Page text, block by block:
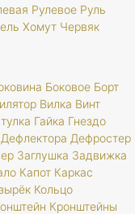
Рулевое Руль
Хомут Червяк
Боковое Борт
Вилка Винт
Гайка Гнездо
Дефлектора Дефростер
Заглушка Задвижка
Капот Каркас
Кольцо
Кронштейны